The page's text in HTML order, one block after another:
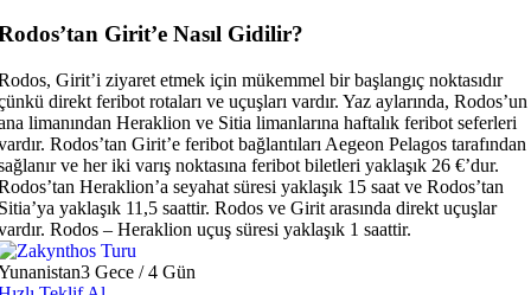
Girit’e Nasıl Gidilir?
Girit’i ziyaret etmek için mükemmel bir başlangıç ​​noktasıdır
direkt feribot rotaları ve uçuşları vardır. Yaz aylarında, Rodos’un
limanından Heraklion ve Sitia limanlarına haftalık feribot seferleri
Rodos’tan Girit’e feribot bağlantıları Aegeon Pelagos tarafından
ve her iki varış noktasına feribot biletleri yaklaşık 26 €’dur.
Heraklion’a seyahat süresi yaklaşık 15 saat ve Rodos’tan
yaklaşık 11,5 saattir. Rodos ve Girit arasında direkt uçuşlar
Rodos – Heraklion uçuş süresi yaklaşık 1 saattir.
3 Gece / 4 Gün